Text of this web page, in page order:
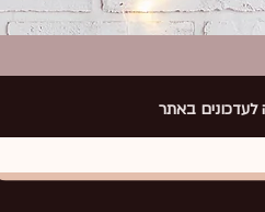
באתר